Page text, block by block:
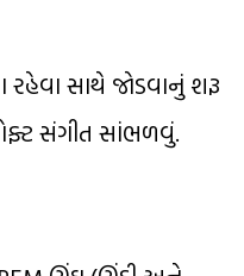
રહેવા સાથે જોડવાનું શરૂ
સંગીત સાંભળવું.